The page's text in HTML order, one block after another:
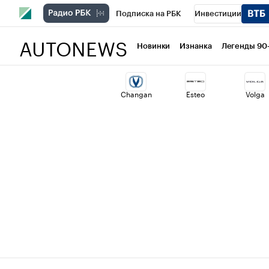
Подписка на РБК Инвестиции
Национальные проекты Город
Кредитные рейтинги Франшизы
AUTONEWS Новинки Изнанка Легенды
Changan Esteo Volga